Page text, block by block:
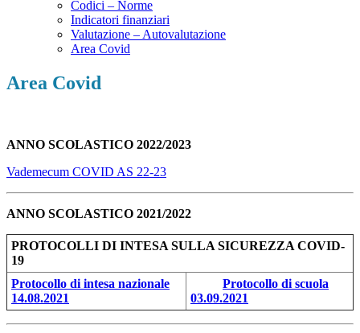
Codici – Norme
Indicatori finanziari
Valutazione – Autovalutazione
Area Covid
Area Covid
ANNO SCOLASTICO 2022/2023
Vademecum COVID AS 22-23
ANNO SCOLASTICO 2021/2022
PROTOCOLLI DI INTESA SULLA SICUREZZA COVID-
19
Protocollo di intesa nazionale
14.08.2021
Protocollo di scuola
03.09.2021